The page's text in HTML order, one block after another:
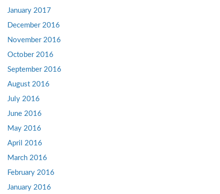
January 2017
December 2016
November 2016
October 2016
September 2016
August 2016
July 2016
June 2016
May 2016
April 2016
March 2016
February 2016
January 2016